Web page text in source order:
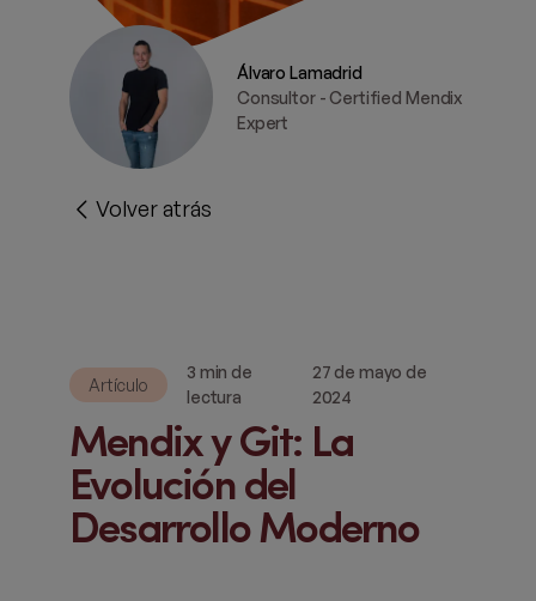
Álvaro Lamadrid
Consultor - Certified Mendix
Expert
Volver atrás
Artículo
3 min de
lectura
27 de mayo de
2024
Mendix y Git: La
Evolución del
Desarrollo Moderno